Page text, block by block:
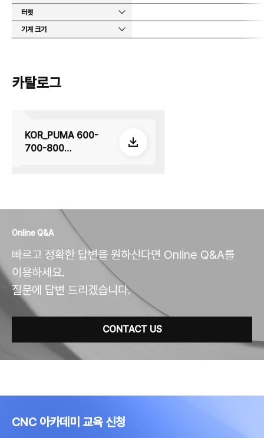
터렛
기계 크기
카탈로그
KOR_PUMA 600-
700-800
Online Q&A
빠르고 정확한 답변을 원하신다면 Online Q&A를
이용하세요.
질문에 답변 드리겠습니다.
CONTACT US
CNC 아카데미 교육 신청